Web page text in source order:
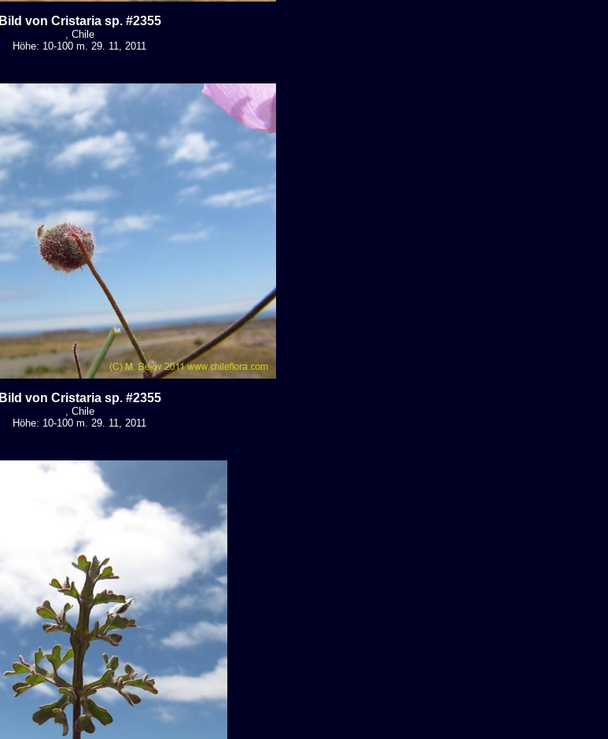
Bild von Cristaria sp. #2355
, Chile
Höhe: 10-100 m. 29. 11, 2011
Bild von Cristaria sp. #2355
, Chile
Höhe: 10-100 m. 29. 11, 2011